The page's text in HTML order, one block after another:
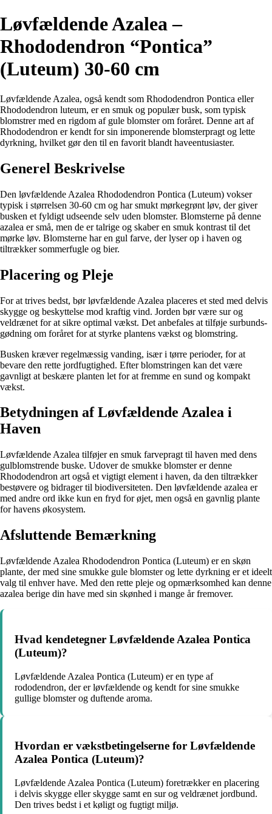
Løvfældende Azalea –
Rhododendron “Pontica”
(Luteum) 30-60 cm
Løvfældende Azalea, også kendt som Rhododendron Pontica eller
Rhododendron luteum, er en smuk og populær busk, som typisk
blomstrer med en rigdom af gule blomster om foråret. Denne art af
Rhododendron er kendt for sin imponerende blomsterpragt og lette
dyrkning, hvilket gør den til en favorit blandt haveentusiaster.
Generel Beskrivelse
Den løvfældende Azalea Rhododendron Pontica (Luteum) vokser
typisk i størrelsen 30-60 cm og har smukt mørkegrønt løv, der giver
busken et fyldigt udseende selv uden blomster. Blomsterne på denne
azalea er små, men de er talrige og skaber en smuk kontrast til det
mørke løv. Blomsterne har en gul farve, der lyser op i haven og
tiltrækker sommerfugle og bier.
Placering og Pleje
For at trives bedst, bør løvfældende Azalea placeres et sted med delvis
skygge og beskyttelse mod kraftig vind. Jorden bør være sur og
veldrænet for at sikre optimal vækst. Det anbefales at tilføje surbunds-
gødning om foråret for at styrke plantens vækst og blomstring.
Busken kræver regelmæssig vanding, især i tørre perioder, for at
bevare den rette jordfugtighed. Efter blomstringen kan det være
gavnligt at beskære planten let for at fremme en sund og kompakt
vækst.
Betydningen af Løvfældende Azalea i
Haven
Løvfældende Azalea tilføjer en smuk farvepragt til haven med dens
gulblomstrende buske. Udover de smukke blomster er denne
Rhododendron art også et vigtigt element i haven, da den tiltrækker
bestøvere og bidrager til biodiversiteten. Den løvfældende azalea er
med andre ord ikke kun en fryd for øjet, men også en gavnlig plante
for havens økosystem.
Afsluttende Bemærkning
Løvfældende Azalea Rhododendron Pontica (Luteum) er en skøn
plante, der med sine smukke gule blomster og lette dyrkning er et ideelt
valg til enhver have. Med den rette pleje og opmærksomhed kan denne
azalea berige din have med sin skønhed i mange år fremover.
Hvad kendetegner Løvfældende Azalea Pontica
(Luteum)?
Løvfældende Azalea Pontica (Luteum) er en type af
rododendron, der er løvfældende og kendt for sine smukke
gullige blomster og duftende aroma.
Hvordan er vækstbetingelserne for Løvfældende
Azalea Pontica (Luteum)?
Løvfældende Azalea Pontica (Luteum) foretrækker en placering
i delvis skygge eller skygge samt en sur og veldrænet jordbund.
Den trives bedst i et køligt og fugtigt miljø.